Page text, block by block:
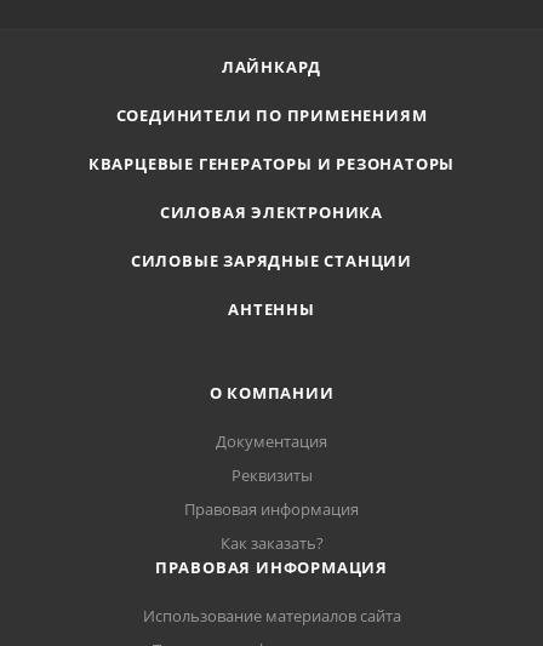
ЛАЙНКАРД
СОЕДИНИТЕЛИ ПО ПРИМЕНЕНИЯМ
КВАРЦЕВЫЕ ГЕНЕРАТОРЫ И РЕЗОНАТОРЫ
СИЛОВАЯ ЭЛЕКТРОНИКА
СИЛОВЫЕ ЗАРЯДНЫЕ СТАНЦИИ
АНТЕННЫ
О КОМПАНИИ
Документация
Реквизиты
Правовая информация
Как заказать?
ПРАВОВАЯ ИНФОРМАЦИЯ
Использование материалов сайта